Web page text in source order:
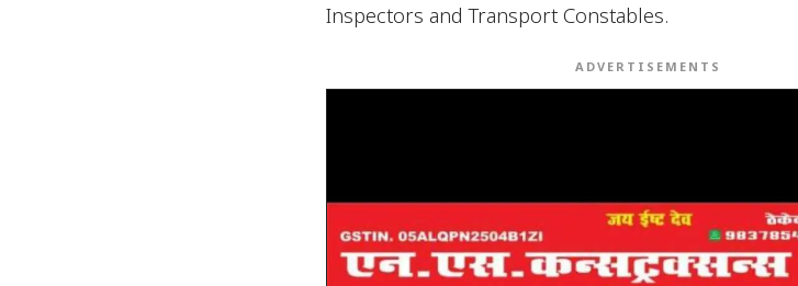
Inspectors and Transport Constables.
ADVERTISEMENTS